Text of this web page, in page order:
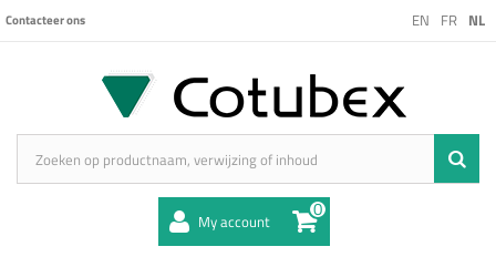
EN FR NL
Contacteer ons
My account 0